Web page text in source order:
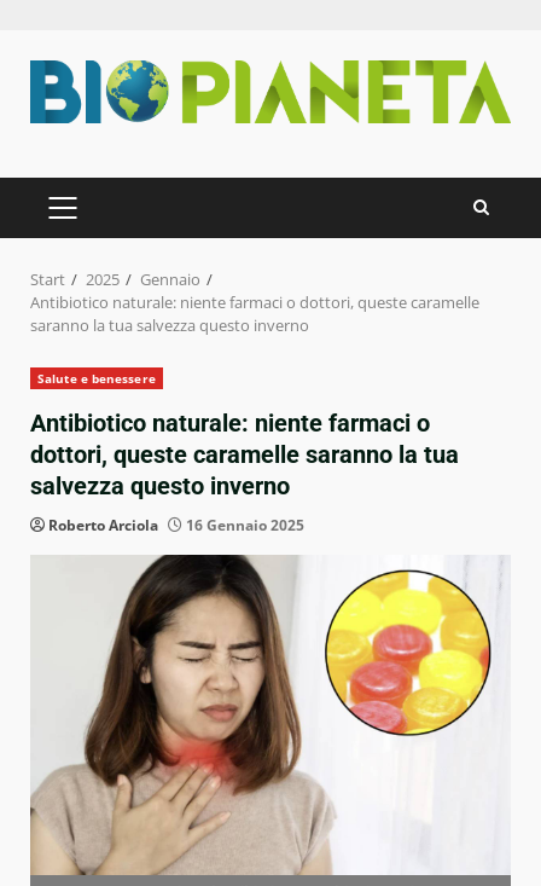
Inhalt
springen
PRIMÄRES
MENÜ
Start 2025
Gennaio
Antibiotico naturale: niente farmaci o dottori, queste caramelle
saranno la tua salvezza questo inverno
Salute e benessere
Antibiotico naturale: niente farmaci o
dottori, queste caramelle saranno la tua
salvezza questo inverno
Roberto Arciola 16 Gennaio 2025